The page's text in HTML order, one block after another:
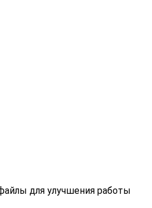
для улучшения работы